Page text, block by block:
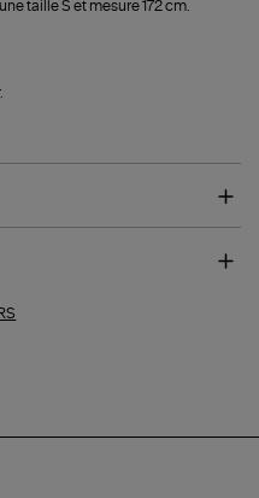
taille S et mesure 172 cm.